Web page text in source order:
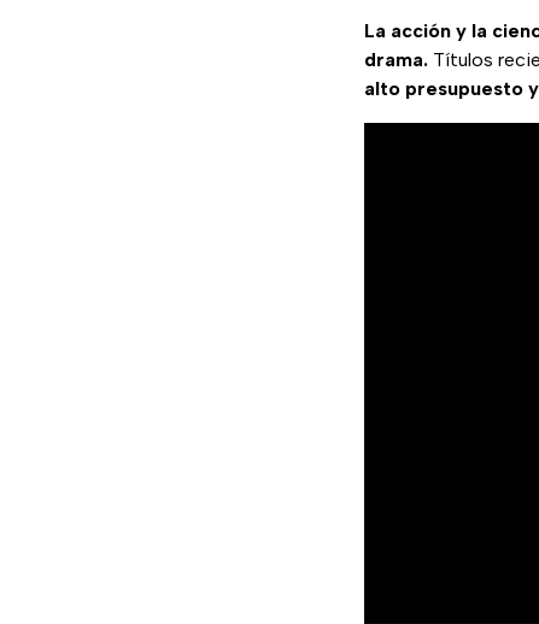
La acción y la
drama. Títulos
alto presupuesto